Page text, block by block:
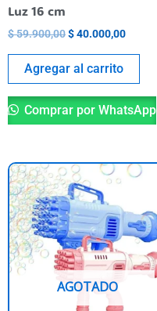
Luz 16 cm
$59.900,00$40.000,00
Agregar al carrito
Comprar por WhatsApp
AGOTADO